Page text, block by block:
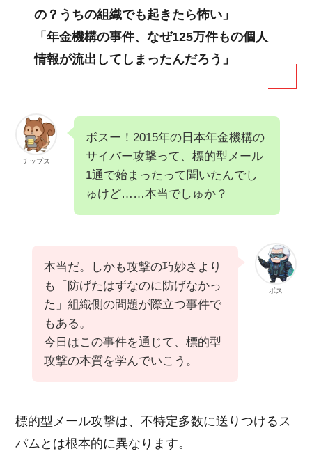
の？うちの組織でも起きたら怖い」
「年金機構の事件、なぜ125万件もの個人
情報が流出してしまったんだろう」
チップス
ボスー！2015年の日本年金機構の
サイバー攻撃って、標的型メール
1通で始まったって聞いたんでし
ゅけど……本当でしゅか？
ボス
本当だ。しかも攻撃の巧妙さより
も「防げたはずなのに防げなかっ
た」組織側の問題が際立つ事件で
もある。
今日はこの事件を通じて、標的型
攻撃の本質を学んでいこう。
標的型メール攻撃は、不特定多数に送りつけるス
パムとは根本的に異なります。